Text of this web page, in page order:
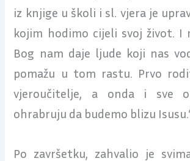
iz knjige u školi i sl. vjera je
kojim hodimo cijeli svoj život. I
Bog nam daje ljude koji nas
pomažu u tom rastu. Prvo
vjeroučitelje, a onda i sve
ohrabruju da budemo blizu
Po završetku, zahvalio je